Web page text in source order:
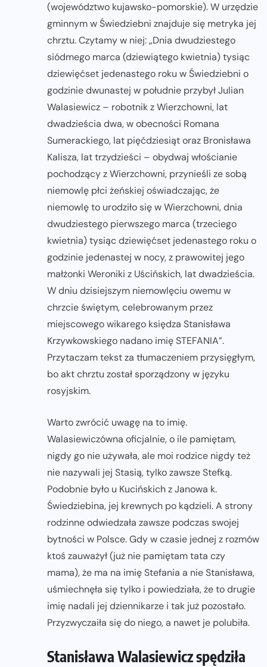
(województwo kujawsko-pomorskie). W urzędzie
gminnym w Świedziebni znajduje się metryka jej
chrztu. Czytamy w niej: „Dnia dwudziestego
siódmego marca (dziewiątego kwietnia) tysiąc
dziewięćset jedenastego roku w Świedziebni o
godzinie dwunastej w południe przybył Julian
Walasiewicz – robotnik z Wierzchowni, lat
dwadzieścia dwa, w obecności Romana
Sumerackiego, lat pięćdziesiąt oraz Bronisława
Kalisza, lat trzydzieści – obydwaj włościanie
pochodzący z Wierzchowni, przynieśli ze sobą
niemowlę płci żeńskiej oświadczając, że
niemowlę to urodziło się w Wierzchowni, dnia
dwudziestego pierwszego marca (trzeciego
kwietnia) tysiąc dziewięćset jedenastego roku o
godzinie jedenastej w nocy, z prawowitej jego
małżonki Weroniki z Uścińskich, lat dwadzieścia.
W dniu dzisiejszym niemowlęciu owemu w
chrzcie świętym, celebrowanym przez
miejscowego wikarego księdza Stanisława
Krzywkowskiego nadano imię STEFANIA”.
Przytaczam tekst za tłumaczeniem przysięgłym,
bo akt chrztu został sporządzony w języku
rosyjskim.
Warto zwrócić uwagę na to imię.
Walasiewiczówna oficjalnie, o ile pamiętam,
nigdy go nie używała, ale moi rodzice nigdy też
nie nazywali jej Stasią, tylko zawsze Stefką.
Podobnie było u Kucińskich z Janowa k.
Świedziebina, jej krewnych po kądzieli. A strony
rodzinne odwiedzała zawsze podczas swojej
bytności w Polsce. Gdy w czasie jednej z rozmów
ktoś zauważył (już nie pamiętam tata czy
mama), że ma na imię Stefania a nie Stanisława,
uśmiechnęła się tylko i powiedziała, że to drugie
imię nadali jej dziennikarze i tak już pozostało.
Przyzwyczaiła się do niego, a nawet je polubiła.
Stanisława Walasiewicz spędziła